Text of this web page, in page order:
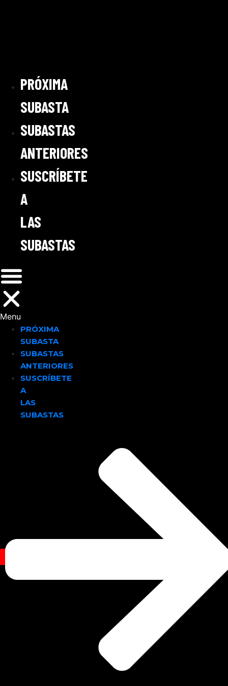
PRÓXIMA
SUBASTA
SUBASTAS
ANTERIORES
SUSCRÍBETE
A
LAS
SUBASTAS
Menu
PRÓXIMA
SUBASTA
SUBASTAS
ANTERIORES
SUSCRÍBETE
A
LAS
SUBASTAS